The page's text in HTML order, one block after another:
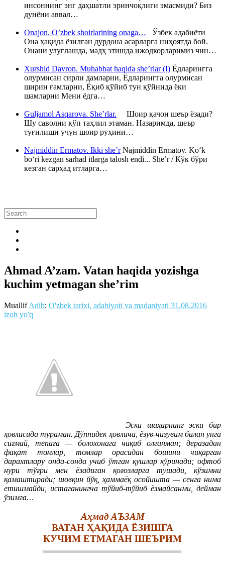
инсоннинг энг даҳшатли эринчоқлиги эмасмиди? Биз
дунёни аввал…
Onajon. O’zbek shoirlarining onaga… Ўзбек адабиёти
Она ҳақида ёзилган дурдона асарларга ниҳоятда бой.
Онани улуғлашда, мадҳ этишда ижодкорларимиз чин…
Xurshid Davron. Muhabbat haqida she’rlar (I) Ёдларингга
олурмисан сирли дамларни, Ёдларингга олурмисан
ширин ғамларни, Ёқиб қўйиб тун қўйнида ёки
шамларни Мени ёдга…
Guljamol Asqarova. She’rlar. Шоир қачон шеър ёзади?
Шу саволни кўп таҳлил этаман. Назаримда, шеър
туғилиши учун шоир руҳини…
Najmiddin Ermatov. Ikki she’rNajmiddin Ermatov. Ko‘k
bo‘ri kezgan sarhad itlarga talosh endi... She’r / Кўк бўри
кезган сарҳад итларга…
Ahmad A’zam. Vatan haqida yozishga
kuchim yetmagan she’rim
MuallifAdib: O'zbek tarixi, adabiyoti va madaniyati 31.08.2016
izoh yo'q
Эски шаҳарнинг эски бир
ҳовлисида тураман. Дўппидек ҳовлича, ёзув-чизувим билан унга
сиғмай, тепага — болохонага чиқиб олганман; деразадан
фақат томлар, томлар орасидан бошини чиқарган
дарахтлару онда-сонда учиб ўтган қушлар кўринади; офтоб
нури тўғри мен ёзадиган қоғозларга тушади, кўзимни
қамаштиради; шовқин йўқ, ҳаммаёқ осойишта — сенга нима
етишмайди, истаганингча тўйиб-тўйиб ёзмайсанми, дейман
ўзимга…
Аҳмад АЪЗАМ
ВАТАН ҲАҚИДА ЁЗИШГА
КУЧИМ ЕТМАГАН ШЕЪРИМ